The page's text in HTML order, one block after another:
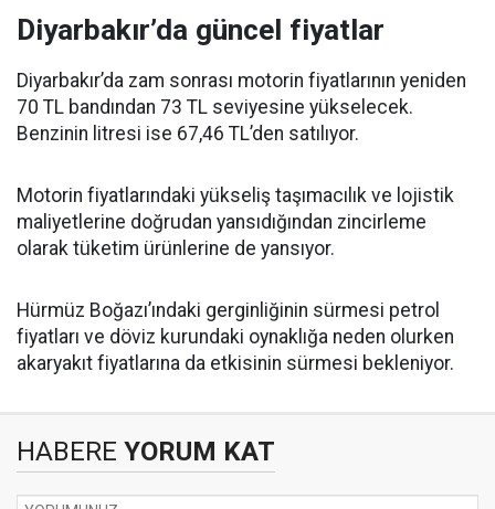
Diyarbakır’da güncel fiyatlar
Diyarbakır’da zam sonrası motorin fiyatlarının yeniden
70 TL bandından 73 TL seviyesine yükselecek.
Benzinin litresi ise 67,46 TL’den satılıyor.
Motorin fiyatlarındaki yükseliş taşımacılık ve lojistik
maliyetlerine doğrudan yansıdığından zincirleme
olarak tüketim ürünlerine de yansıyor.
Hürmüz Boğazı’ındaki gerginliğinin sürmesi petrol
fiyatları ve döviz kurundaki oynaklığa neden olurken
akaryakıt fiyatlarına da etkisinin sürmesi bekleniyor.
HABERE YORUM KAT